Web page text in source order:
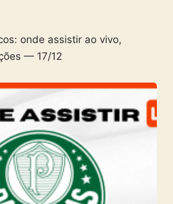
onde assistir ao vivo,
— 17/12